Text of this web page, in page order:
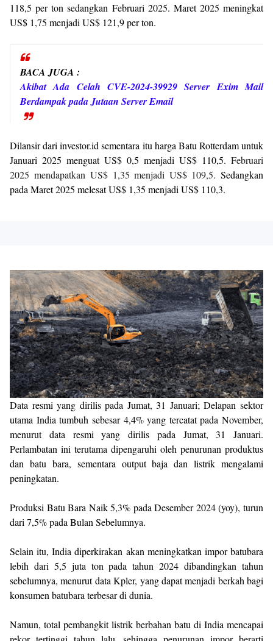
118,5 per ton sedangkan Februari 2025. Maret 2025 meningkat
US$ 1,75 menjadi US$ 121,9 per ton.
BACA JUGA :
Akibat Ada Celah CVE-2024-39929 Server Exim Mail
Berdampak pada Jutaan Server Email
Dilansir dari investor.id sementara itu harga Batu Rotterdam untuk
Januari 2025 menguat US$ 0,5 menjadi US$ 110,5. Februari
2025 mendapatkan US$ 1,35 menjadi US$ 109,5. Sedangkan
pada Maret 2025 melesat US$ 1,35 menjadi US$ 110,3.
Data resmi yang dirilis pada Jumat, 31 Januari; Delapan sektor
utama India tumbuh sebesar 4,4% yang tercatat pada November,
menurut data resmi yang dirilis pada Jumat, 31 Januari.
Perlambatan ini terutama dipengaruhi oleh penurunan produktus
dan batu bara, sementara output baja dan listrik mengalami
peningkatan.
Produksi Batu Bara Naik 5,3% pada Desember 2024 (yoy), turun
dari 7,5% pada Bulan Sebelumnya.
Selain itu, India diperkirakan akan meningkatkan impor batubara
lebih dari 5,5 juta ton pada tahun 2024 dibandingkan tahun
sebelumnya, menurut data Kpler, yang dapat menjadi berkah bagi
konsumen batubara terbesar di dunia.
Namun, total pembangkit listrik berbahan batu di India mencapai